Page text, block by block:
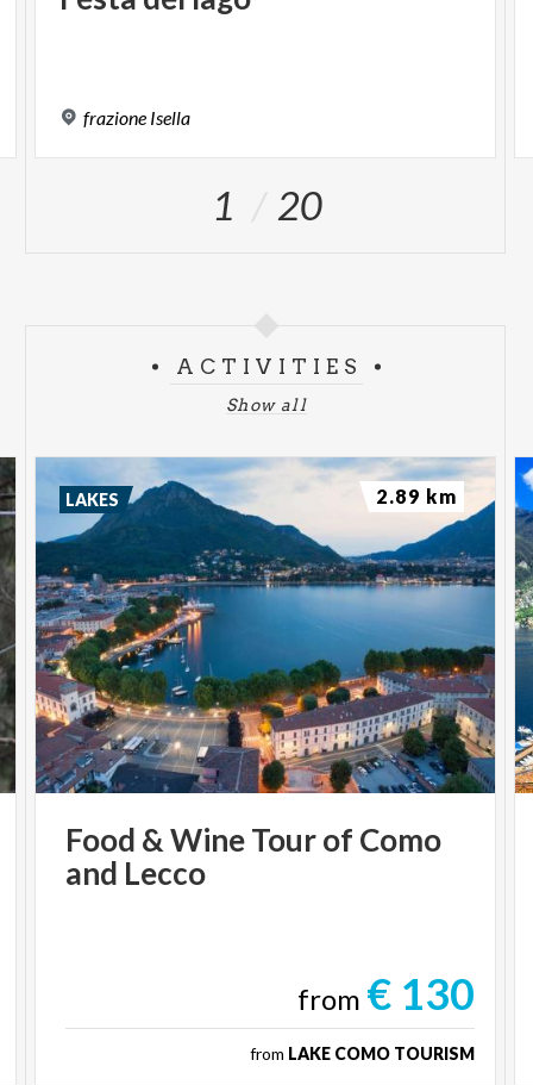
frazione Isella
1 20
ACTIVITIES
Show all
Food &WineTourof Como
and Lecco
from € 130
from LAKE COMO TOURISM
LAKES 2.89 km